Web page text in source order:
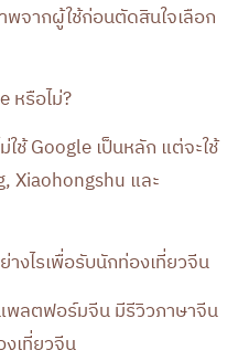
จากผู้ใช้ก่อนตัดสินใจเลือก
หรือไม่?
ช้ Google เป็นหลัก แต่จะใช้
Xiaohongshu และ
งไรเพื่อรับนักท่องเที่ยวจีน
ลตฟอร์มจีน มีรีวิวภาษาจีน
เที่ยวจีน